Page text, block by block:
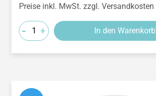
Preise inkl. MwSt. zzgl. Versandkosten
- + In den Warenkorb